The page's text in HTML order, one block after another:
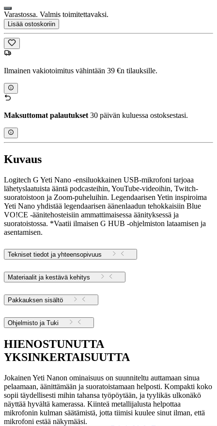
Varastossa. Valmis toimitettavaksi.
Lisää ostoskoriin
Ilmainen vakiotoimitus vähintään 39 €n tilauksille.
Maksuttomat palautukset 30 päivän kuluessa ostoksestasi.
Kuvaus
Logitech G Yeti Nano -ensiluokkainen USB-mikrofoni tarjoaa
lähetyslaatuista ääntä podcasteihin, YouTube-videoihin, Twitch-
suoratoistoon ja Zoom-puheluihin. Legendaarisen Yetin inspiroima
Yeti Nano yhdistää legendaarisen äänenlaadun tehokkaisiin Blue
VO!CE -äänitehosteisiin ammattimaisessa äänityksessä ja
suoratoistossa. *Vaatii ilmaisen G HUB -ohjelmiston lataamisen ja
asentamisen.
Tekniset tiedot ja yhteensopivuus
Materiaalit ja kestävä kehitys
Pakkauksen sisältö
Ohjelmisto ja Tuki
HIENOSTUNUTTA
YKSINKERTAISUUTTA
Jokainen Yeti Nanon ominaisuus on suunniteltu auttamaan sinua
pelaamaan, äänittämään ja suoratoistamaan helposti. Kompakti koko
sopii täydellisesti mihin tahansa työpöytään, ja tyylikäs ulkonäkö
näyttää hyvältä kamerassa. Kiinteä metallijalusta helpottaa
mikrofonin kulman säätämistä, jotta tiimisi kuulee sinut ilman, että
mikrofoni estää näkymääsi.